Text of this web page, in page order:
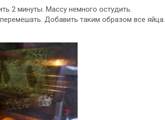
2 минуты. Массу немного остудить.
Добавить таким образом все яйца.